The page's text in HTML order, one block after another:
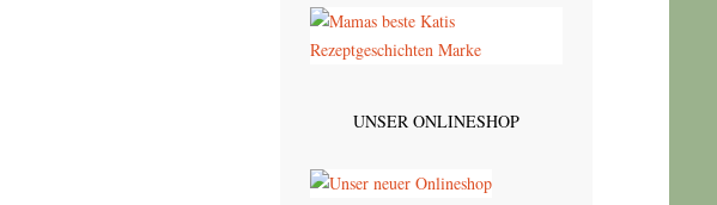
UNSER ONLINESHOP